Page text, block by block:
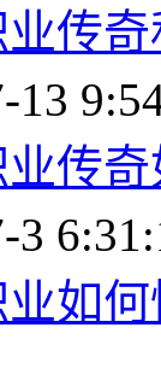
传
13
传
3
如